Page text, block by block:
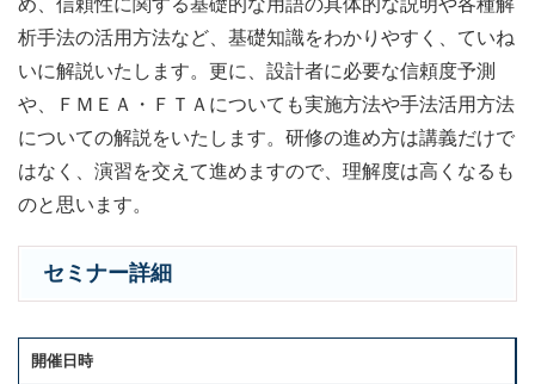
め、信頼性に関する基礎的な用語の具体的な説明や各種解
析手法の活用方法など、基礎知識をわかりやすく、ていね
いに解説いたします。更に、設計者に必要な信頼度予測
や、ＦＭＥＡ・ＦＴＡについても実施方法や手法活用方法
についての解説をいたします。研修の進め方は講義だけで
はなく、演習を交えて進めますので、理解度は高くなるも
のと思います。
セミナー詳細
開催日時